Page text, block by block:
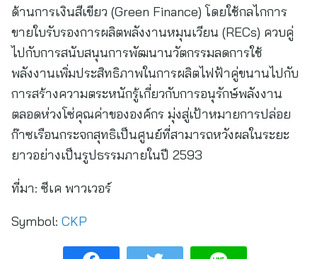
ด้านการเงินสีเขียว (Green Finance) โดยใช้กลไกการ
ขายใบรับรองการผลิตพลังงานหมุนเวียน (RECs) ควบคู่
ไปกับการสนับสนุนการพัฒนานวัตกรรมลดการใช้
พลังงานเพิ่มประสิทธิภาพในการผลิตไฟฟ้าคู่ขนานไปกับ
การสร้างความตระหนักรู้เกี่ยวกับการอนุรักษ์พลังงาน
ตลอดห่วงโซ่คุณค่าขององค์กร มุ่งสู่เป้าหมายการปล่อย
ก๊าซเรือนกระจกสุทธิเป็นศูนย์ที่สามารถหวังผลในระยะ
ยาวอย่างเป็นรูปธรรมภายในปี 2593
ที่มา: ซีเค พาวเวอร์
Symbol: CKP